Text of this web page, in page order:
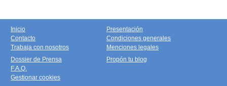
Inicio
Contacto
Trabaja con nosotros
Presentación
Condiciones generales
Menciones legales
Dossier de Prensa
F.A.Q.
Gestionar cookies
Propón tu blog